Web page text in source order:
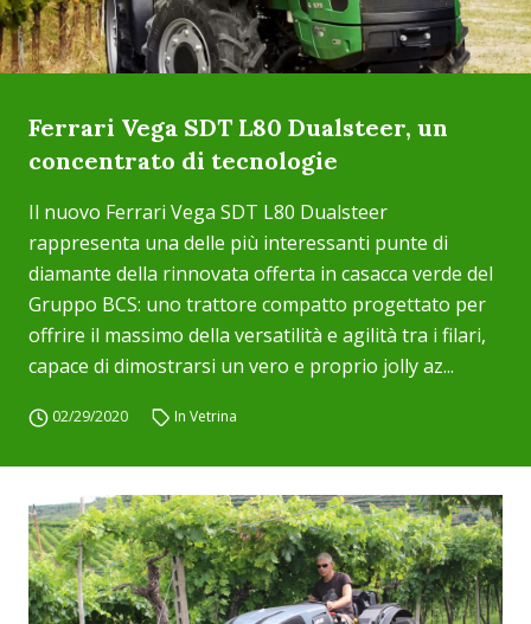
Ferrari Vega SDT L80 Dualsteer, un
concentrato di tecnologie
Il nuovo Ferrari Vega SDT L80 Dualsteer
rappresenta una delle più interessanti punte di
diamante della rinnovata offerta in casacca verde del
Gruppo BCS: uno trattore compatto progettato per
offrire il massimo della versatilità e agilità tra i filari,
capace di dimostrarsi un vero e proprio jolly az...
02/29/2020 In Vetrina